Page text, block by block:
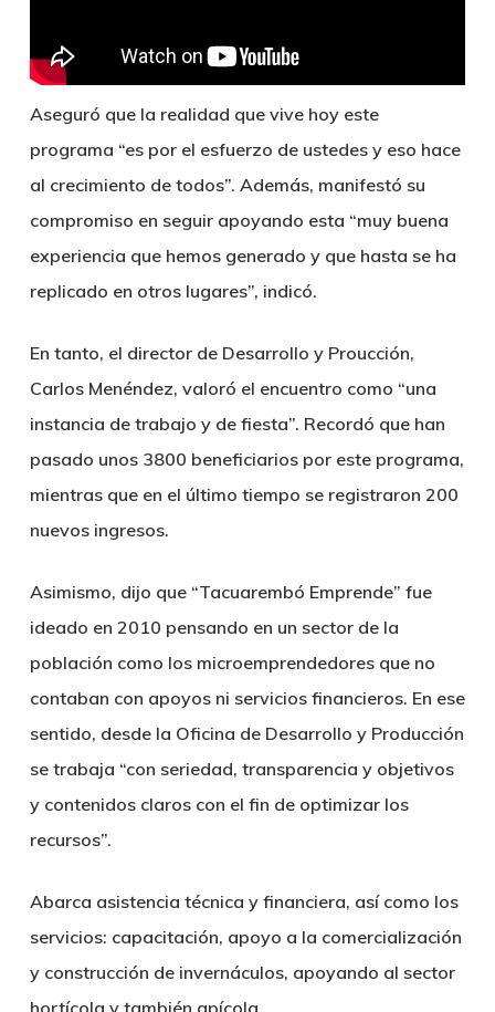
Aseguró que la realidad que vive hoy este
programa “es por el esfuerzo de ustedes y eso hace
al crecimiento de todos”. Además, manifestó su
compromiso en seguir apoyando esta “muy buena
experiencia que hemos generado y que hasta se ha
replicado en otros lugares”, indicó.
En tanto, el director de Desarrollo y Proucción,
Carlos Menéndez, valoró el encuentro como “una
instancia de trabajo y de fiesta”. Recordó que han
pasado unos 3800 beneficiarios por este programa,
mientras que en el último tiempo se registraron 200
nuevos ingresos.
Asimismo, dijo que “Tacuarembó Emprende” fue
ideado en 2010 pensando en un sector de la
población como los microemprendedores que no
contaban con apoyos ni servicios financieros. En ese
sentido, desde la Oficina de Desarrollo y Producción
se trabaja “con seriedad, transparencia y objetivos
y contenidos claros con el fin de optimizar los
recursos”.
Abarca asistencia técnica y financiera, así como los
servicios: capacitación, apoyo a la comercialización
y construcción de invernáculos, apoyando al sector
hortícola y también apícola.